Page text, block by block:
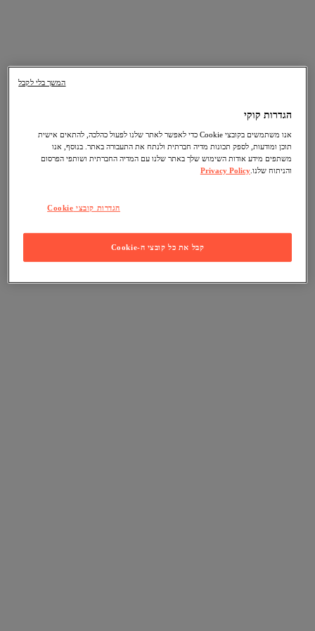
הגדרות קוקי
אנו משתמשים בקובצי Cookie כדי לאפשר לאתר שלנו לפעול כהלכה, להתאים אישית
תוכן ומודעות, לספק תכונות מדיה חברתית ולנתח את התעבורה באתר. בנוסף, אנו
משתפים מידע אודות השימוש שלך באתר שלנו עם המדיה החברתית ושותפי הפרסום
והניתוח שלנו.Privacy Policy
הגדרות קובצי Cookie
קבל את כל קובצי ה-Cookie
המשך בלי לקבל